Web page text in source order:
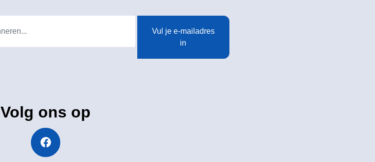
Vul je e-mailadres
in
Volg ons op